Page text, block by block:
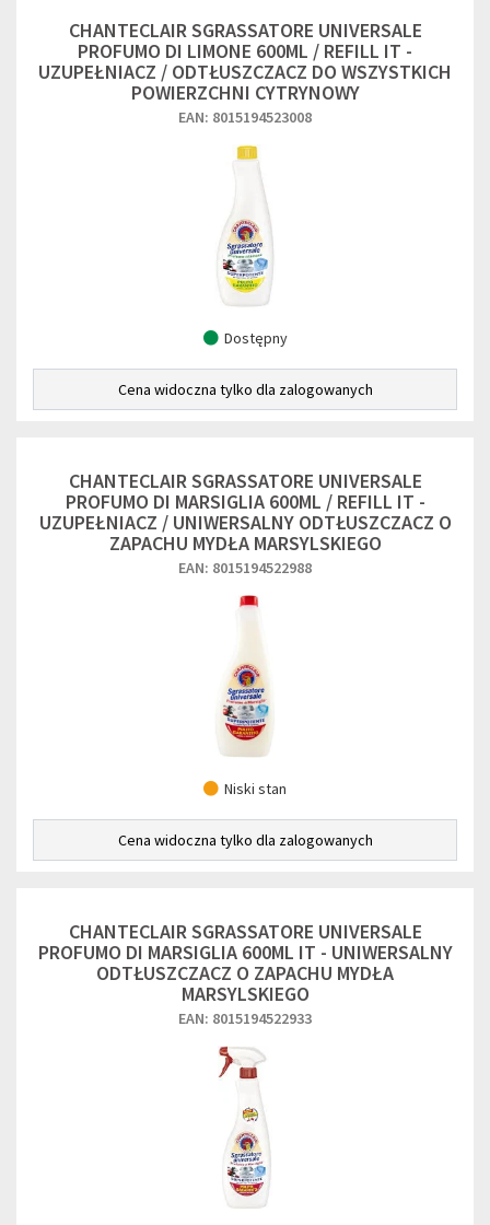
CHANTECLAIR SGRASSATORE UNIVERSALE
PROFUMO DI LIMONE 600ML / REFILL IT -
UZUPEŁNIACZ / ODTŁUSZCZACZ DO WSZYSTKICH
POWIERZCHNI CYTRYNOWY
EAN: 8015194523008
Dostępny
Cena widoczna tylko dla zalogowanych
CHANTECLAIR SGRASSATORE UNIVERSALE
PROFUMO DI MARSIGLIA 600ML / REFILL IT -
UZUPEŁNIACZ / UNIWERSALNY ODTŁUSZCZACZ O
ZAPACHU MYDŁA MARSYLSKIEGO
EAN: 8015194522988
Niski stan
Cena widoczna tylko dla zalogowanych
CHANTECLAIR SGRASSATORE UNIVERSALE
PROFUMO DI MARSIGLIA 600ML IT - UNIWERSALNY
ODTŁUSZCZACZ O ZAPACHU MYDŁA
MARSYLSKIEGO
EAN: 8015194522933